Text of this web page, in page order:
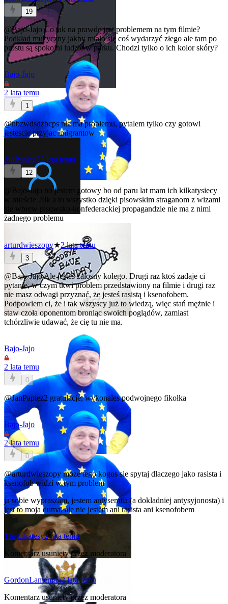
19
@Bajo-Jajo Co tak na prawdę jest problemem na tym filmie?
Podkład muzyczny jakby miało się coś wydarzyć złego ale tam po
prostu są spokojni ludzie w parku. Chodzi tylko o ich kolor skóry?
Bajo-Jajo
2 lata temu
1
@nbzwdsdzbcps nie ma problemu, pytalem tylko czy gotowi
jestescie przyjac imigrantow
JanPapiez22 lata temu
12
@Bajo-Jajo
no jestem gotowy bo od paru lat mam ich kilkatysiecy
w mieście 20k a to wszystko dzięki pisowskim straganom z wizami
ale wbrew pisowsko-konfederackiej propagandzie nie ma z nimi
żadnego problemu
arturdwieszopy★2 lata temu
3
@Bajo-JajoAle jesteś żałosny kolego. Drugi raz ktoś zadaje ci
pytanie, w czym tkwi problem przedstawiony na filmie i drugi raz
nie masz odwagi przyznać, że jesteś rasistą i ksenofobem.
Podpowiem ci, że i tak wszyscy już to wiedzą, więc stań mężnie i
staw czoła oponentom broniąc swoich poglądów, zamiast
tchórzliwie udawać, że cię tu nie ma.
Bajo-Jajo
2 lata temu
0
@JanPapiez2 gratulacje, wykonales podwojnego fikołka
Bajo-Jajo
2 lata temu
0
@arturdwieszopy moze tego kogos sie spytaj dlaczego jako rasista i
ksenofob widzi w tym problem
ja sobie wypraszam, jestem antysemita (a dokladniej antysyjonosta) i
jest to moja duma, ale nie jestem ani rasista ani ksenofobem
TheLikatesy2 lata temu
Komentarz usunięty przez moderatora
GordonLameman2 lata temu
Komentarz usunięty przez moderatora